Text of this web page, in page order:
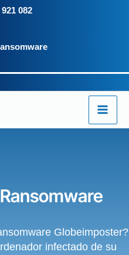
082
Globeimposter?
infectado de su